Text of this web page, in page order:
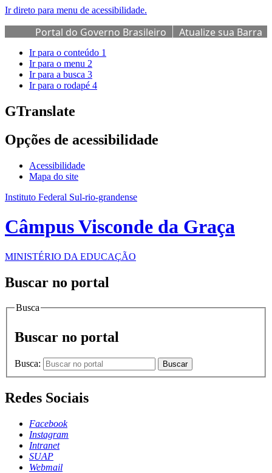
Ir direto para menu de acessibilidade.
Portal do Governo Brasileiro
Atualize sua Barra
de Governo
Ir para o conteúdo 1
Ir para o menu 2
Ir para a busca 3
Ir para o rodapé 4
GTranslate
Opções de acessibilidade
Acessibilidade
Mapa do site
Instituto Federal Sul-rio-grandense
Câmpus Visconde da Graça
MINISTÉRIO DA EDUCAÇÃO
Buscar no portal
Busca
Buscar no portal
Busca: Buscar
Redes Sociais
Facebook
Instagram
Intranet
SUAP
Webmail